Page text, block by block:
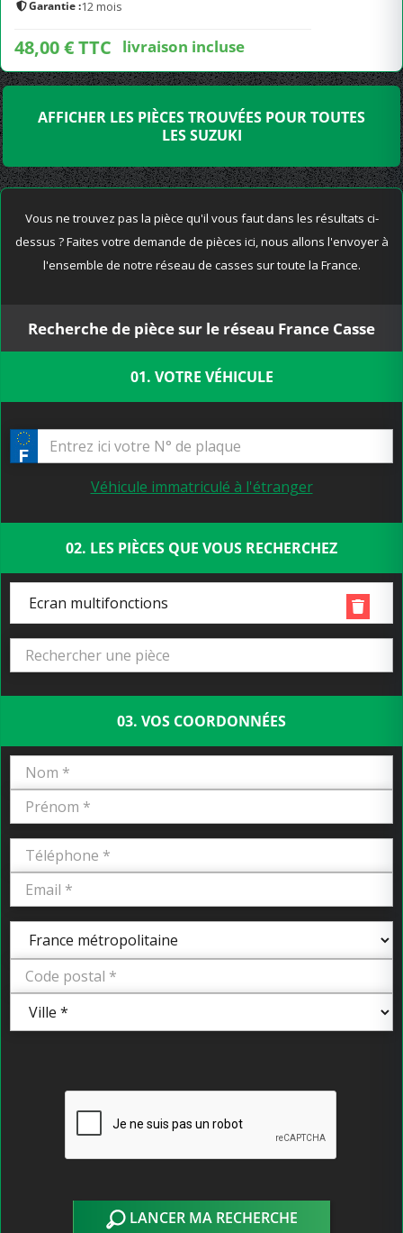
Garantie :12 mois
48,00 € TTC livraison incluse
AFFICHER LES PIÈCES TROUVÉES POUR TOUTES
LES SUZUKI
Vous ne trouvez pas la pièce qu'il vous faut dans les résultats ci-
dessus ? Faites votre demande de pièces ici, nous allons l'envoyer à
l'ensemble de notre réseau de casses sur toute la France.
Recherche de pièce sur le réseau France Casse
01. VOTRE VÉHICULE
Véhicule immatriculé à l'étranger
02. LES PIÈCES QUE VOUS RECHERCHEZ
Ecran multifonctions
03. VOS COORDONNÉES
LANCER MA RECHERCHE